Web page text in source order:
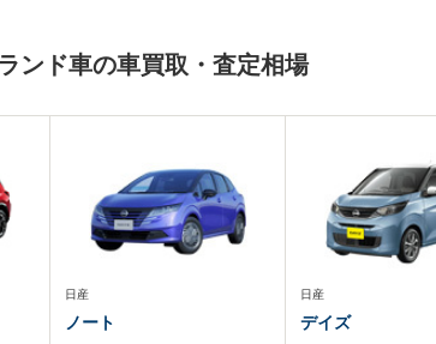
ンド車の車買取・査定相場
日産
ノート
日産
デイズ